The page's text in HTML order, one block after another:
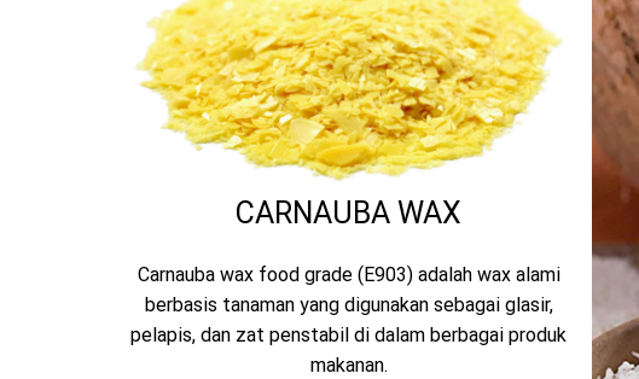
CARNAUBA WAX
Carnauba wax food grade (E903) adalah wax alami
berbasis tanaman yang digunakan sebagai glasir,
pelapis, dan zat penstabil di dalam berbagai produk
makanan.